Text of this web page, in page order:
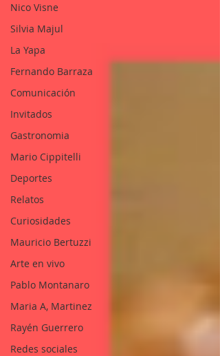
Nico Visne
Silvia Majul
La Yapa
Fernando Barraza
Comunicación
Invitados
Gastronomia
Mario Cippitelli
Deportes
Relatos
Curiosidades
Mauricio Bertuzzi
Arte en vivo
Pablo Montanaro
Maria A, Martinez
Rayén Guerrero
Redes sociales